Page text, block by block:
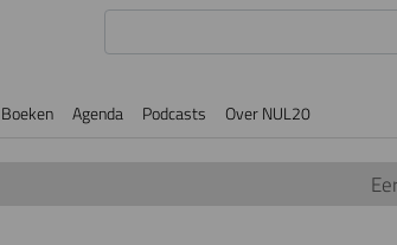
Boeken Agenda Podcasts Over NUL20